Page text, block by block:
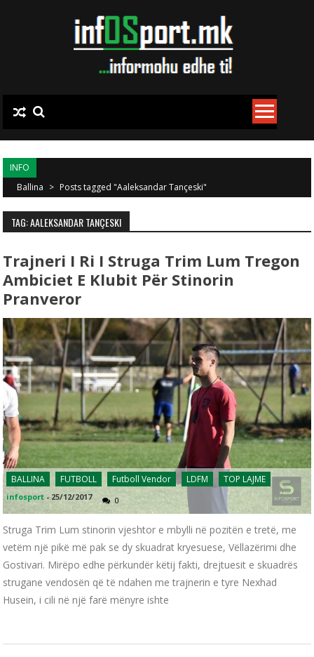
INFO
Ballina > Posts tagged "Aaleksandar Tançeski"
TAG: AALEKSANDAR TANÇESKI
Trajneri I Ri I Struga Trim Lum Tregon
Ambiciet E Klubit Për Stinorin
Pranveror
BALLINA FUTBOLL Futboll Vendor LDFM TOP LAJME
infosport - 25/12/2017 0
Struga Trim Lum stinorin vjeshtor e mbylli në pozitën e tretë, me
vetëm një pikë më pak se dy skuadrat kryesuese, Vëllazërimi dhe
Gostivari. Mirëpo edhe përkundër këtij fakti, drejtuesit e skuadrës
strugane vendosën që të ndahen me trajnerin e tyre Nexhad
Husein, i cili në një farë mënyre ishte